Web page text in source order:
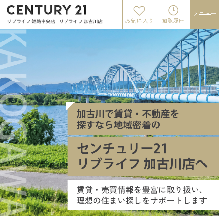
お気に入り 閲覧履歴
メニュー